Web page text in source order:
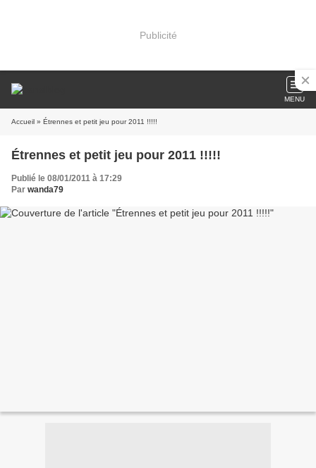
Publicité
MENU
Accueil » Étrennes et petit jeu pour 2011 !!!!!
Étrennes et petit jeu pour 2011 !!!!!
Publié le 08/01/2011 à 17:29
Par wanda79